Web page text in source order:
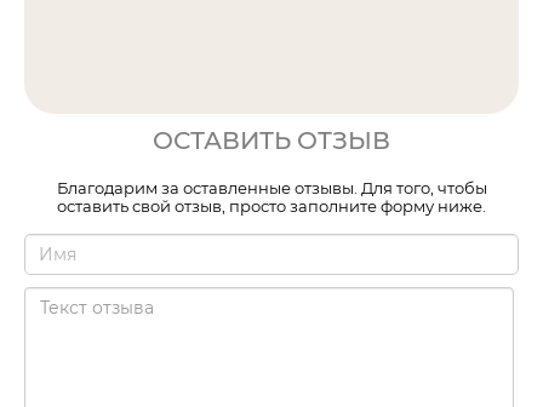
ОСТАВИТЬ ОТЗЫВ
Благодарим за оставленные отзывы. Для того, чтобы
оставить свой отзыв, просто заполните форму ниже.